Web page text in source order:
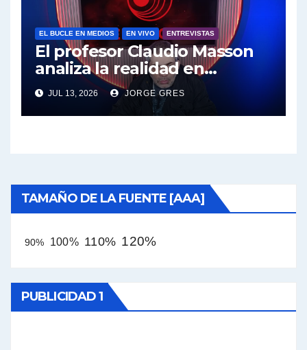
EL BUCLE EN MEDIOS EN VIVO ENTREVISTAS
El profesor Claudio Masson
analiza la realidad en
términos políticos e
intelectuales
JUL 13, 2026 JORGE GRES
TAMAÑO DE LA FUENTE [AAA]
90% 100% 110% 120%
PUBLICIDAD 1